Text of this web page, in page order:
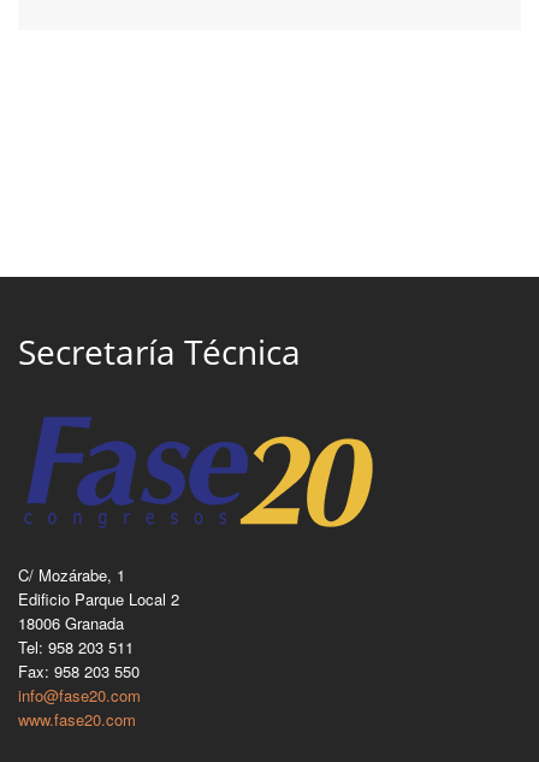
Secretaría Técnica
C/ Mozárabe, 1
Edificio Parque Local 2
18006 Granada
Tel: 958 203 511
Fax: 958 203 550
info@fase20.com
www.fase20.com